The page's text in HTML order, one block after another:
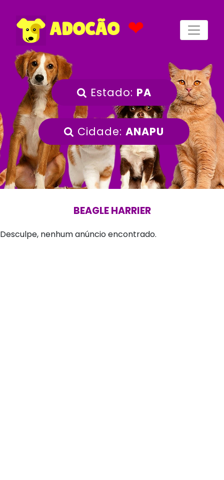
ADOCÃO ❤
Estado: PA
Cidade: ANAPU
BEAGLE HARRIER
Desculpe, nenhum anúncio encontrado.